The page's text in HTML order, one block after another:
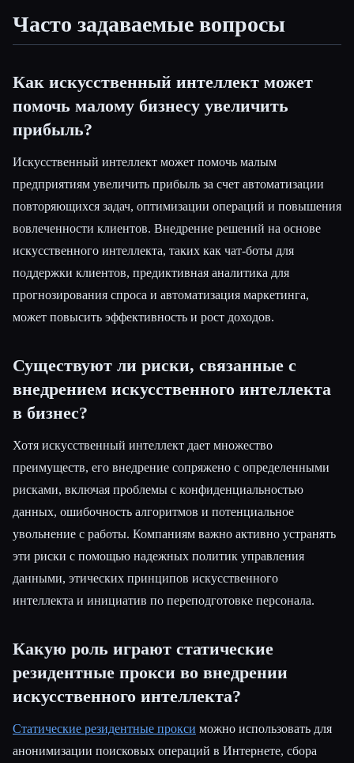
Часто задаваемые вопросы
Как искусственный интеллект может
помочь малому бизнесу увеличить
прибыль?
Искусственный интеллект может помочь малым
предприятиям увеличить прибыль за счет автоматизации
повторяющихся задач, оптимизации операций и повышения
вовлеченности клиентов. Внедрение решений на основе
искусственного интеллекта, таких как чат-боты для
поддержки клиентов, предиктивная аналитика для
прогнозирования спроса и автоматизация маркетинга,
может повысить эффективность и рост доходов.
Существуют ли риски, связанные с
внедрением искусственного интеллекта
в бизнес?
Хотя искусственный интеллект дает множество
преимуществ, его внедрение сопряжено с определенными
рисками, включая проблемы с конфиденциальностью
данных, ошибочность алгоритмов и потенциальное
увольнение с работы. Компаниям важно активно устранять
эти риски с помощью надежных политик управления
данными, этических принципов искусственного
интеллекта и инициатив по переподготовке персонала.
Какую роль играют статические
резидентные прокси во внедрении
искусственного интеллекта?
Статические резидентные прокси можно использовать для
анонимизации поисковых операций в Интернете, сбора